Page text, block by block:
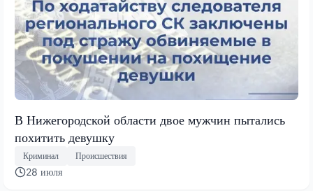
В Нижегородской области двое мужчин пытались
похитить девушку
Криминал Происшествия
28 июля